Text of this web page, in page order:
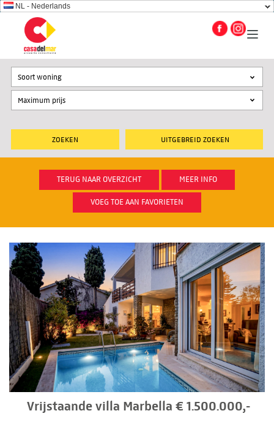
NL - Nederlands
UITGEBREID ZOEKEN
Soort woning
TERUG NAAR OVERZICHT MEER INFO
VOEG TOE AAN FAVORIETEN
Vrijstaande villa Marbella € 1.500.000,-